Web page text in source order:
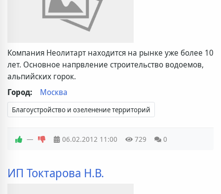
Компания Неолитарт находится на рынке уже более 10
лет. Основное напрвление строительство водоемов,
альпийских горок.
Город:
Москва
Благоустройство и озеленение территорий
— 06.02.2012 11:00 729 0
ИП Токтарова Н.В.